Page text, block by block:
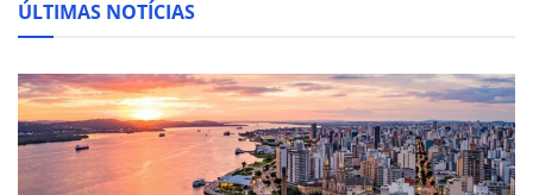
ÚLTIMAS NOTÍCIAS